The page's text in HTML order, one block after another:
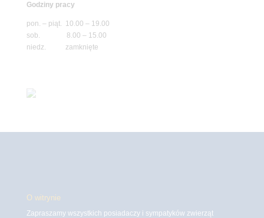
Godziny pracy
pon. – piąt. 10.00 – 19.00
sob. 8.00 – 15.00
niedz. zamknięte
O witrynie
Zapraszamy wszystkich posiadaczy i sympatyków zwierząt